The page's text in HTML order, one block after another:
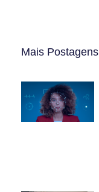
Mais Postagens